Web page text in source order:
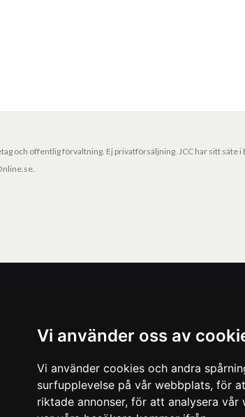
Vi använder oss av
Vi använder cookies och andra
surfupplevelse på vår webbplats, för
riktade annonser, för att analysera
och offentlig förvaltning. Ej privatförsäljning. JCC har sitt
Faktura
Ta